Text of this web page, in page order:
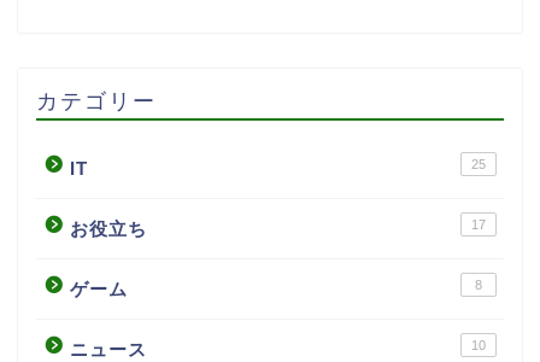
カテゴリー
IT 25
お役立ち 17
ゲーム 8
ニュース 10